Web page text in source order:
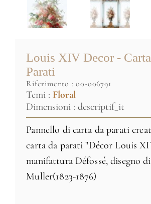
Louis XIV Decor -
Parati
riferimento :00-006791
Temi : Floral
Dimensioni : descriptif_it
Pannello di carta da parati
carta da parati "Décor Louis
manifattura Défossé, disegno
Muller(1823-1876)